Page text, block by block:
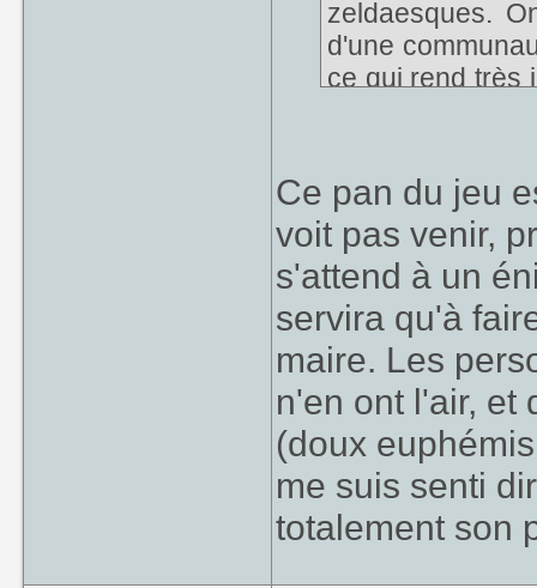
zeldaesques.
d'une
ce qui rend très
Ce pan du jeu
voit pas venir,
s'attend à un
servira qu'à
maire. Les
n'en ont l'air, et
(doux
me suis senti
totalement son